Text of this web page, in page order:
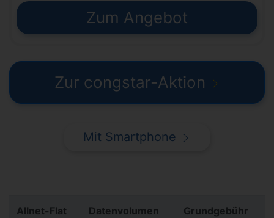
Zum Angebot
Zur congstar-Aktion
Mit Smartphone
Allnet-Flat Datenvolumen Grundgebühr